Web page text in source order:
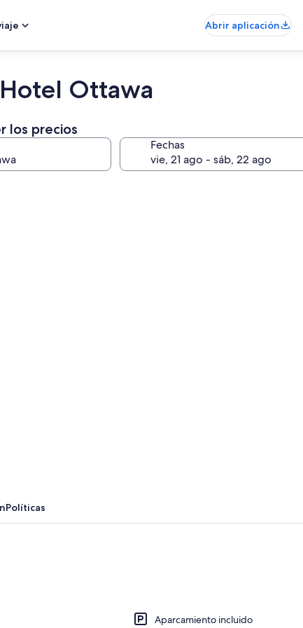
Abrir aplicación
Ottawa
los precios
Fechas
Políticas
Aparcamiento incluido